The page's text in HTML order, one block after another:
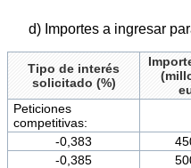
d) Importes a ingresar
Tipo de interés
solicitado (%)
Peticiones
competitivas:
-0,383
-0,385